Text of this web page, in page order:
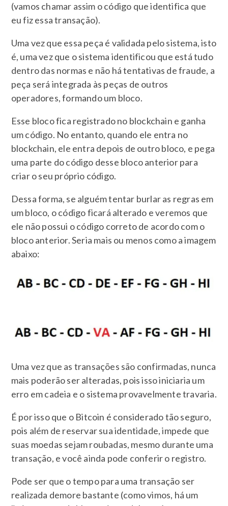
(vamos chamar assim o código que identifica que
eu fiz essa transação).
Uma vez que essa peça é validada pelo sistema, isto
é, uma vez que o sistema identificou que está tudo
dentro das normas e não há tentativas de fraude, a
peça será integrada às peças de outros
operadores, formando um bloco.
Esse bloco fica registrado no blockchain e ganha
um código. No entanto, quando ele entra no
blockchain, ele entra depois de outro bloco, e pega
uma parte do código desse bloco anterior para
criar o seu próprio código.
Dessa forma, se alguém tentar burlar as regras em
um bloco, o código ficará alterado e veremos que
ele não possui o código correto de acordo com o
bloco anterior. Seria mais ou menos como a imagem
abaixo:
Uma vez que as transações são confirmadas, nunca
mais poderão ser alteradas, pois isso iniciaria um
erro em cadeia e o sistema provavelmente travaria.
É por isso que o Bitcoin é considerado tão seguro,
pois além de reservar sua identidade, impede que
suas moedas sejam roubadas, mesmo durante uma
transação, e você ainda pode conferir o registro.
Pode ser que o tempo para uma transação ser
realizada demore bastante (como vimos, há um